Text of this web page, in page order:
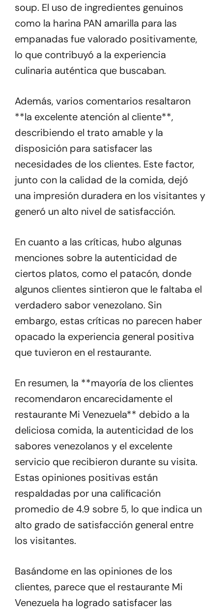
soup. El uso de ingredientes genuinos
como la harina PAN amarilla para las
empanadas fue valorado positivamente,
lo que contribuyó a la experiencia
culinaria auténtica que buscaban.
Además, varios comentarios resaltaron
**la excelente atención al cliente**,
describiendo el trato amable y la
disposición para satisfacer las
necesidades de los clientes. Este factor,
junto con la calidad de la comida, dejó
una impresión duradera en los visitantes y
generó un alto nivel de satisfacción.
En cuanto a las críticas, hubo algunas
menciones sobre la autenticidad de
ciertos platos, como el patacón, donde
algunos clientes sintieron que le faltaba el
verdadero sabor venezolano. Sin
embargo, estas críticas no parecen haber
opacado la experiencia general positiva
que tuvieron en el restaurante.
En resumen, la **mayoría de los clientes
recomendaron encarecidamente el
restaurante Mi Venezuela** debido a la
deliciosa comida, la autenticidad de los
sabores venezolanos y el excelente
servicio que recibieron durante su visita.
Estas opiniones positivas están
respaldadas por una calificación
promedio de 4.9 sobre 5, lo que indica un
alto grado de satisfacción general entre
los visitantes.
Basándome en las opiniones de los
clientes, parece que el restaurante Mi
Venezuela ha logrado satisfacer las